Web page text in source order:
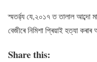
স্মতৰ্ৱ্য যে,২০১৭ ত তালাল আব্দো
বেজীৰে নিমিশা প্ৰিয়াই হত্যা
Share this: